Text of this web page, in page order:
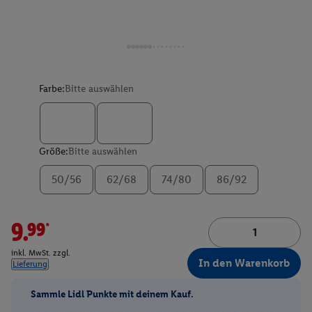
Farbe:Bitte auswählen
Größe:Bitte auswählen
50/56 62/68 74/80 86/92
9.99*
inkl. MwSt. zzgl.
Lieferung
In den Warenkorb
Sammle Lidl Punkte mit deinem Kauf.